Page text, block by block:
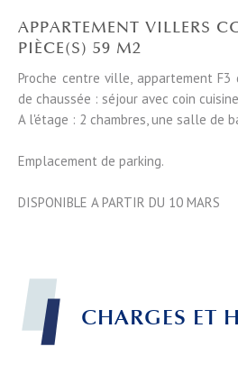
APPARTEMENT VILLERS
PIÈCE(S) 59 M2
Proche centre ville, appartement
de chaussée : séjour avec coin cuisine
A l'étage : 2 chambres, une salle de
Emplacement de parking.
DISPONIBLE A PARTIR DU 10 MARS
CHARGES ET